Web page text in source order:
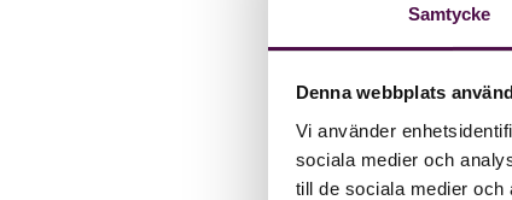
Samtycke
Denna webbplats
Vi använder
sociala medier och
till de sociala medier